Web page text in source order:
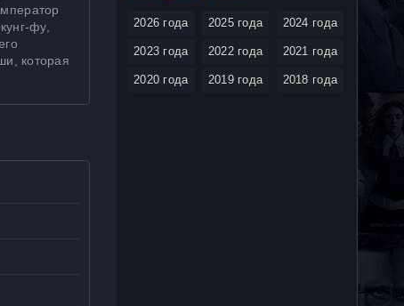
фу,
которая
2026 года 2025 года 2024 года
2023 года 2022 года 2021 года
2020 года 2019 года 2018 года